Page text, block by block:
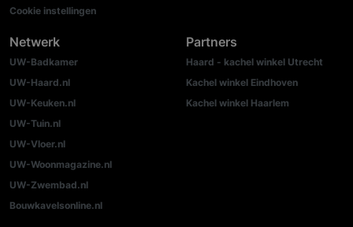
Cookie instellingen
Netwerk
UW-Badkamer
UW-Haard.nl
UW-Keuken.nl
UW-Tuin.nl
UW-Vloer.nl
UW-Woonmagazine.nl
UW-Zwembad.nl
Bouwkavelsonline.nl
Partners
Haard - kachel winkel Utrecht
Kachel winkel Eindhoven
Kachel winkel Haarlem